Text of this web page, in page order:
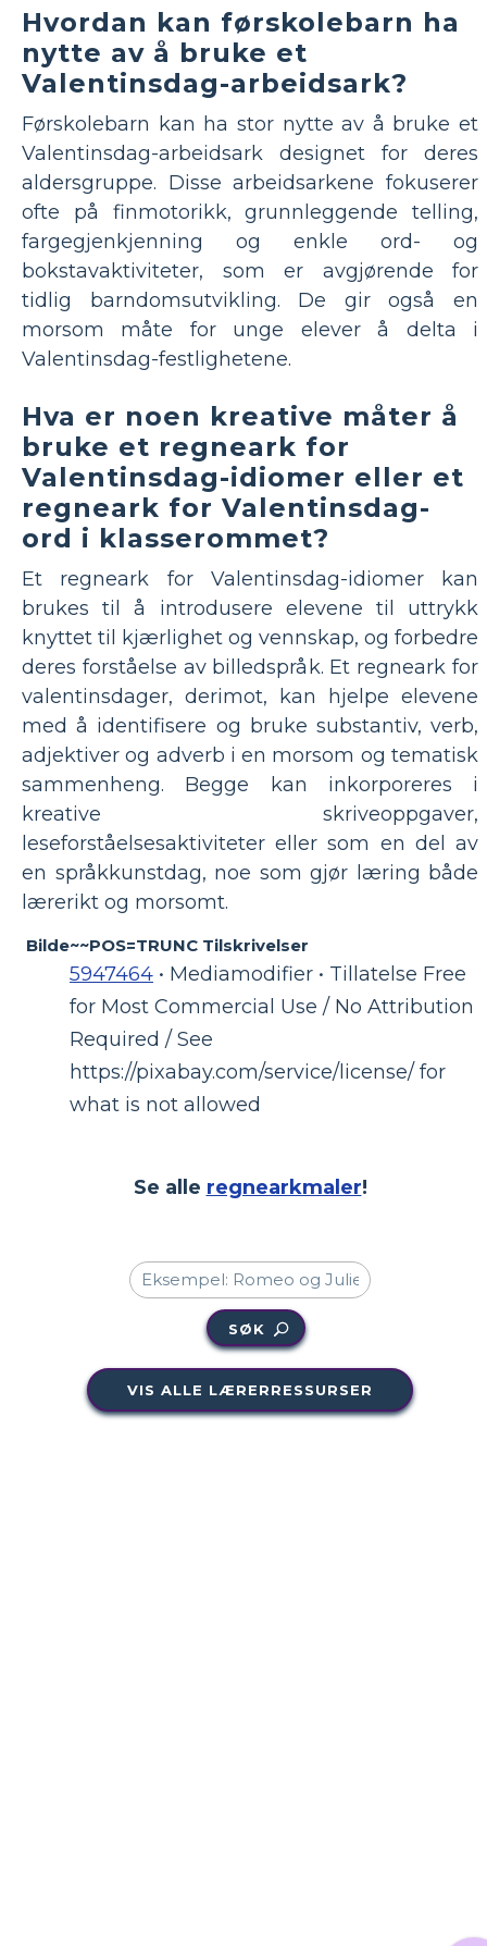
Hvordan kan førskolebarn ha
nytte av å bruke et
Valentinsdag-arbeidsark?
Førskolebarn kan ha stor nytte av å bruke et
Valentinsdag-arbeidsark designet for deres
aldersgruppe. Disse arbeidsarkene fokuserer
ofte på finmotorikk, grunnleggende telling,
fargegjenkjenning og enkle ord- og
bokstavaktiviteter, som er avgjørende for
tidlig barndomsutvikling. De gir også en
morsom måte for unge elever å delta i
Valentinsdag-festlighetene.
Hva er noen kreative måter å
bruke et regneark for
Valentinsdag-idiomer eller et
regneark for Valentinsdag-
ord i klasserommet?
Et regneark for Valentinsdag-idiomer kan
brukes til å introdusere elevene til uttrykk
knyttet til kjærlighet og vennskap, og forbedre
deres forståelse av billedspråk. Et regneark for
valentinsdager, derimot, kan hjelpe elevene
med å identifisere og bruke substantiv, verb,
adjektiver og adverb i en morsom og tematisk
sammenheng. Begge kan inkorporeres i
kreative skriveoppgaver,
leseforståelsesaktiviteter eller som en del av
en språkkunstdag, noe som gjør læring både
lærerikt og morsomt.
Bilde~~POS=TRUNC Tilskrivelser
5947464 • Mediamodifier • Tillatelse Free
for Most Commercial Use / No Attribution
Required / See
https://pixabay.com/service/license/ for
what is not allowed
Se alle regnearkmaler!
SØK
VIS ALLE LÆRERRESSURSER